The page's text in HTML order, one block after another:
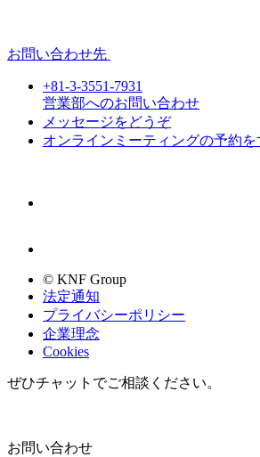
お問い合わせ先
+81-3-3551-7931
営業部へのお問い合わせ
メッセージをどうぞ
オンラインミーティングの予約を
© KNF Group
法定通知
プライバシーポリシー
企業理念
Cookies
ぜひチャットでご相談ください。
お問い合わせ